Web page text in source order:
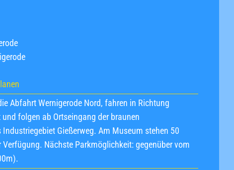
Abfahrt Wernigerode Nord, fahren in Richtung
folgen ab Ortseingang der braunen
Gießerweg. Am Museum stehen 50
Verfügung. Nächste Parkmöglichkeit: gegenüber vom